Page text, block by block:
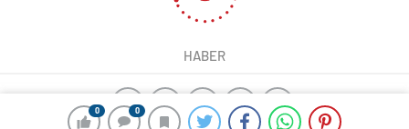
0 0
HABER